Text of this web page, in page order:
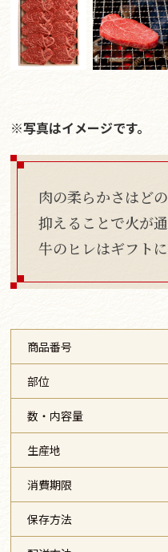
※写真はイメージです。
肉の柔らかさはど
抑えることで火が
牛のヒレはギフト
商品番号
部位
数・内容量
生産地
消費期限
保存方法